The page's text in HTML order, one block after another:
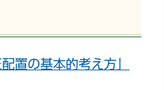
置の基本的考え方」